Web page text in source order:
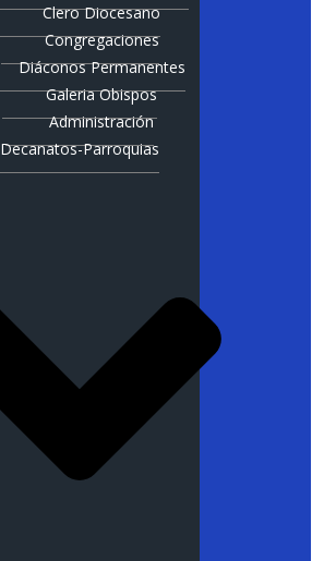
Clero Diocesano
Congregaciones
Diáconos Permanentes
Galeria Obispos
Administración
Decanatos-Parroquias